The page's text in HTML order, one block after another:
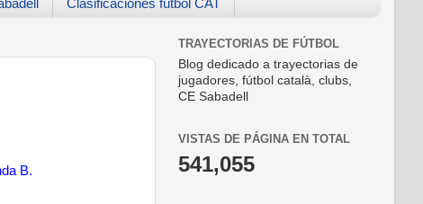
Clasificaciones futbol CAT
B.
TRAYECTORIAS DE FÚTBOL
Blog dedicado a trayectorias de
jugadores, fútbol català, clubs,
CE Sabadell
VISTAS DE PÁGINA EN TOTAL
541,055